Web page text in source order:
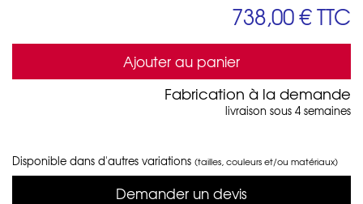
738,00 €TTC
Ajouter au panier
Fabrication à la demande
livraison sous 4 semaines
Disponible dans d'autres variations (tailles, couleurs et/ou matériaux)
Demander un devis